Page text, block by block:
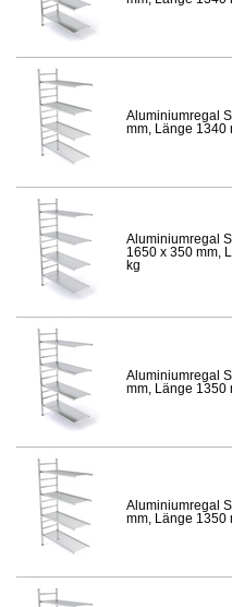
Aluminiumregal
mm, Länge 1340
Aluminiumregal
1650 x 350 mm,
kg
Aluminiumregal
mm, Länge 1350
Aluminiumregal
mm, Länge 1350